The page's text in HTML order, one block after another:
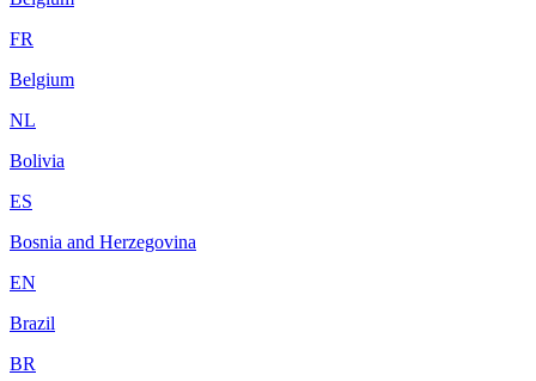
FR
Belgium
NL
Bolivia
ES
Bosnia and Herzegovina
EN
Brazil
BR